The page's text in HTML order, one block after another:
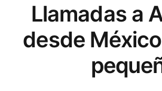
Llamadas a
desde